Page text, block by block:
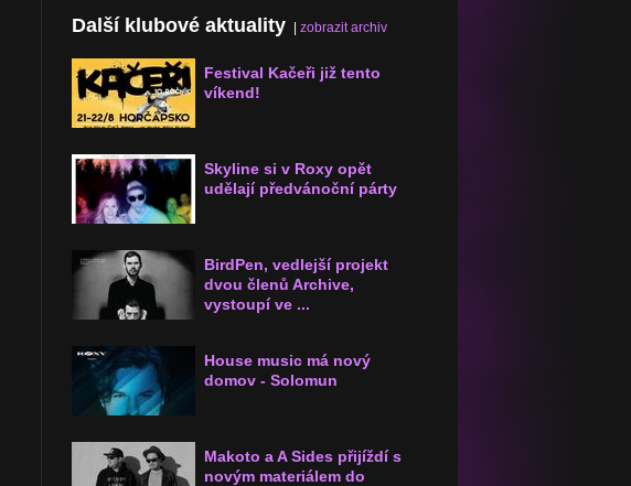
Další klubové aktuality zobrazit archiv
Festival Kačeři již tento
víkend!
Skyline si v Roxy opět
udělají předvánoční párty
BirdPen, vedlejší projekt
dvou členů Archive,
vystoupí ve ...
House music má nový
domov - Solomun
Makoto a A Sides přijíždí s
novým materiálem do